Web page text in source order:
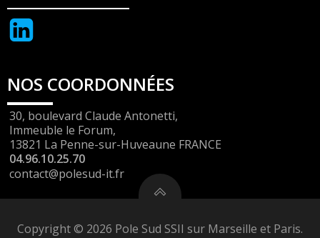
NOS COORDONNÉES
30, boulevard Claude Antonetti,
Immeuble le Forum,
13821 La Penne-sur-Huveaune FRANCE
04.96.10.25.70
contact@polesud-it.fr
Copyright © 2026 Pole Sud SSII sur Marseille et Paris.